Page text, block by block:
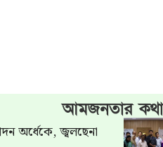
আমজনতার কথা
অর্ধেকে, জ্বলছেনা